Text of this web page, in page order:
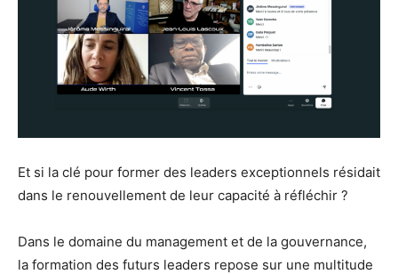
Et si la clé pour former des leaders exceptionnels résidait
dans le renouvellement de leur capacité à réfléchir ?
Dans le domaine du management et de la gouvernance,
la formation des futurs leaders repose sur une multitude